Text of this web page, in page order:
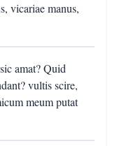
vicariae manus,
amat? Quid
vultis scire,
meum putat